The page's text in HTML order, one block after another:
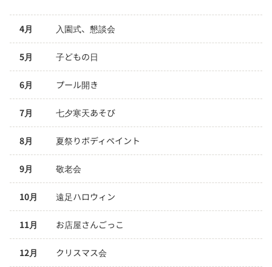
4月 入園式、懇談会
5月 子どもの日
6月 プール開き
7月 七夕寒天あそび
8月 夏祭りボディペイント
9月 敬老会
10月 遠足ハロウィン
11月 お店屋さんごっこ
12月 クリスマス会